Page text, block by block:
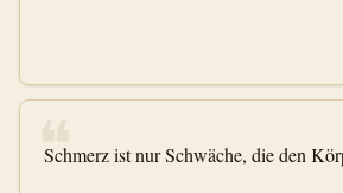
❝
Schmerz ist nur Schwäche, die den